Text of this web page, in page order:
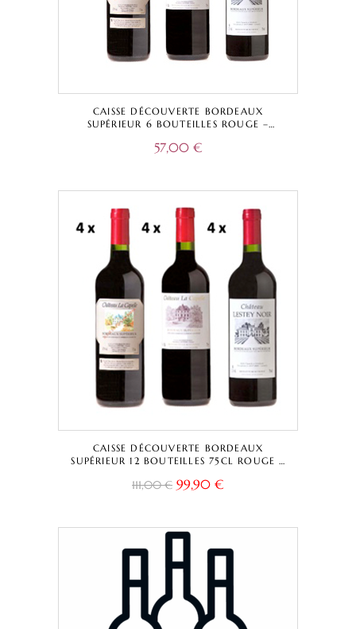
CAISSE DÉCOUVERTE BORDEAUX
SUPÉRIEUR 6 BOUTEILLES ROUGE –
CUVÉE CAPELLA + CHÂTEAU LESTEY NOIR57,00 €
CAISSE DÉCOUVERTE BORDEAUX
SUPÉRIEUR 12 BOUTEILLES 75CL ROUGE –
CUVÉE CAPELLA + CHÂTEAU LESTEY NOIR
111,00€ 99,90 €